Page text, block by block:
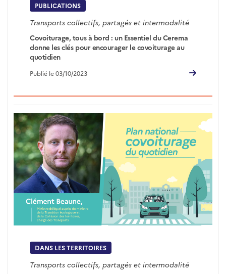
PUBLICATIONS
Transports collectifs, partagés et intermodalité
Covoiturage, tous à bord : un Essentiel du Cerema
donne les clés pour encourager le covoiturage au
quotidien
Publié le 03/10/2023
DANS LES TERRITOIRES
Transports collectifs, partagés et intermodalité